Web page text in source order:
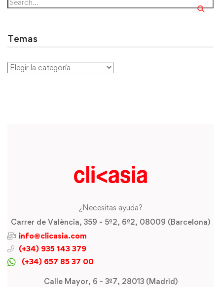
Temas
¿Necesitas ayuda?
Carrer de València, 359 - 5º2, 6º2, 08009 (Barcelona)
info@clicasia.com
(+34) 935 143 379
(+34) 657 85 37 00
Calle Mayor, 6 - 3º7, 28013 (Madrid)